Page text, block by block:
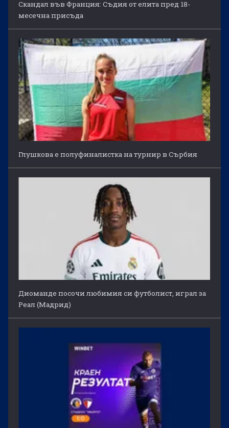
Скандал във Франция: Съдия от елита пред 18-
месечна присъда
Глушкова е полуфиналистка на турнир в Сърбия
Диоманде посочи любимия си футболист, играл за
Реал (Мадрид)